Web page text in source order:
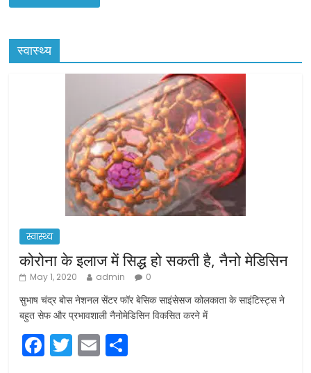
स्वास्थ्य
स्वास्थ्य
कोरोना के इलाज में सिद्ध हो सकती है, नैनो मेडिसिन
May 1, 2020 admin 0
सुभाष चंद्र बोस नेशनल सेंटर फॉर बेसिक साइंसेसज कोलकाता के साइंटिस्ट्स ने
बहुत सेफ और प्रभावशाली नैनोमेडिसिन विकसित करने में
F T E